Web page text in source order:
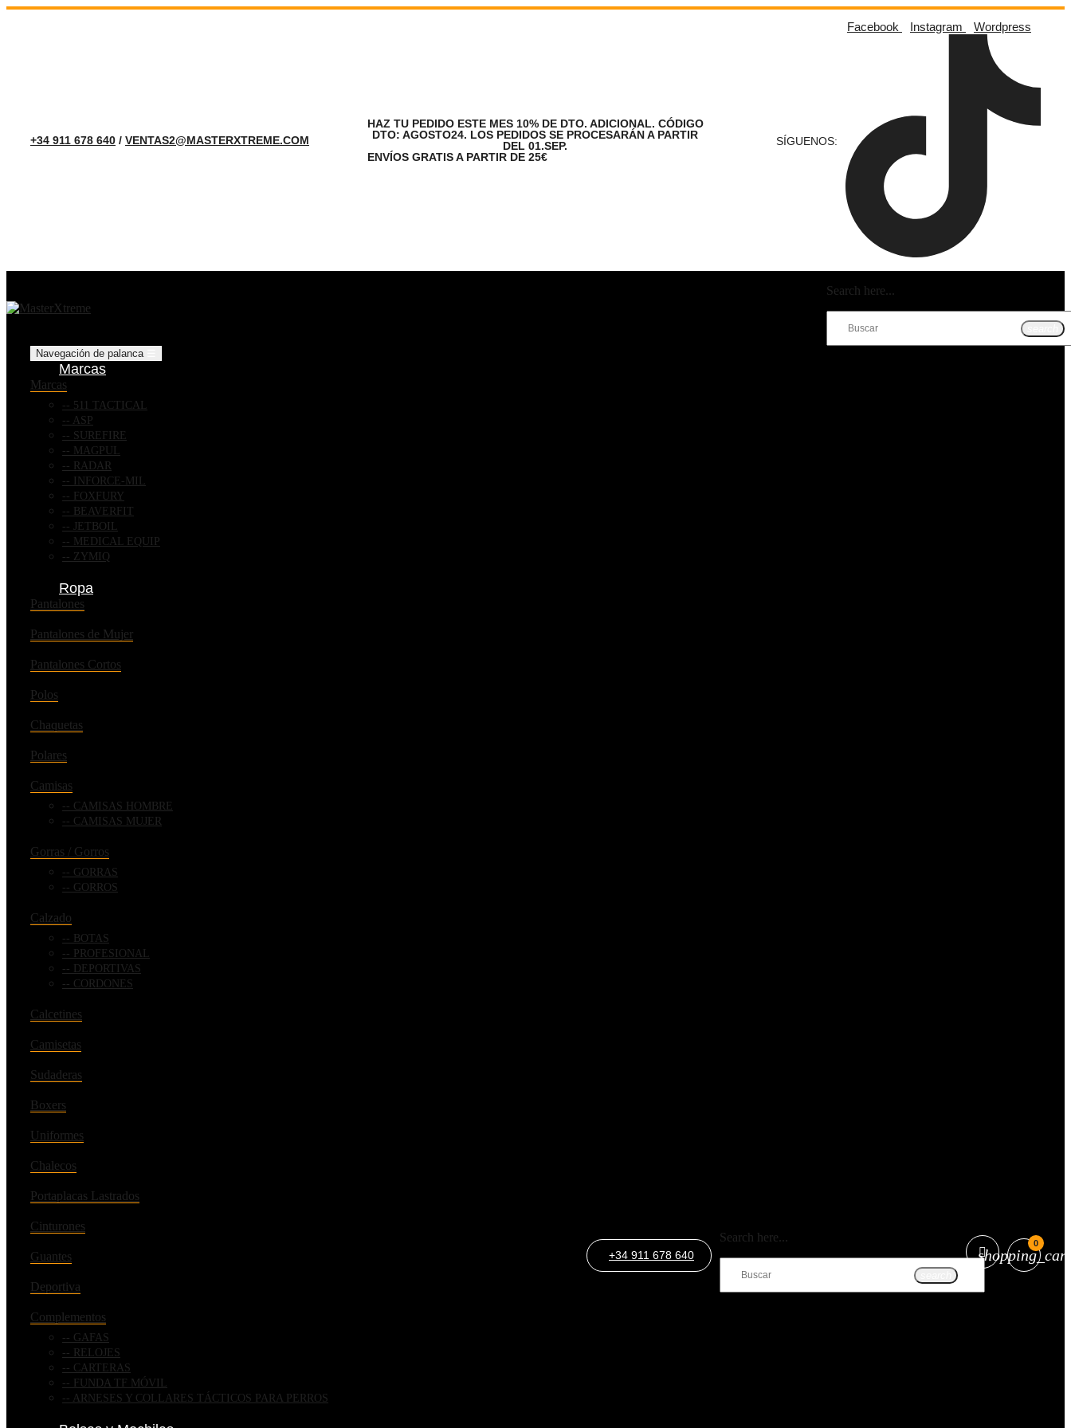
+34 911 678 640 / VENTAS2@MASTERXTREME.COM
HAZ TU PEDIDO ESTE MES 10% DE DTO. ADICIONAL. CÓDIGO
DTO: AGOSTO24. LOS PEDIDOS SE PROCESARÁN A PARTIR
DEL 01.SEP.
ENVÍOS GRATIS A PARTIR DE 25€
SÍGUENOS:
Facebook Instagram Wordpress
Search here...
Navegación de palanca
Marcas
Marcas
511 TACTICAL
ASP
SUREFIRE
MAGPUL
RADAR
INFORCE-MIL
FOXFURY
BEAVERFIT
JETBOIL
MEDICAL EQUIP
ZYMIQ
Ropa
Pantalones
Pantalones de Mujer
Pantalones Cortos
Polos
Chaquetas
Polares
Camisas
CAMISAS HOMBRE
CAMISAS MUJER
Gorras / Gorros
GORRAS
GORROS
Calzado
BOTAS
PROFESIONAL
DEPORTIVAS
CORDONES
Calcetines
Camisetas
Sudaderas
Boxers
Uniformes
Chalecos
Portaplacas Lastrados
Cinturones
Guantes
Deportiva
Complementos
GAFAS
RELOJES
CARTERAS
FUNDA TF MÓVIL
ARNESES Y COLLARES TÁCTICOS PARA PERROS
+34 911 678 640
Search here...
shopping_cart
0